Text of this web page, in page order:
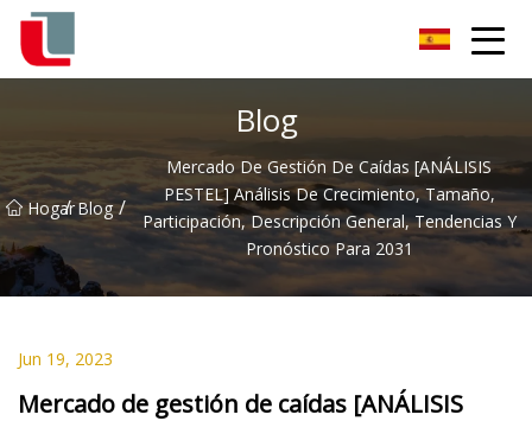
Blog
Hogar
/ Blog /
Mercado De Gestión De Caídas [ANÁLISIS
PESTEL] Análisis De Crecimiento, Tamaño,
Participación, Descripción General, Tendencias Y
Pronóstico Para 2031
Jun 19, 2023
Mercado de gestión de caídas [ANÁLISIS